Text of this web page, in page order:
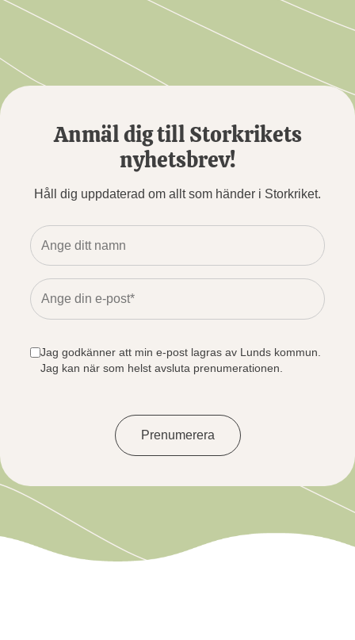
Anmäl dig till Storkrikets
nyhetsbrev!
Håll dig uppdaterad om allt som händer i Storkriket.
Jag godkänner att min e-post lagras av Lunds kommun.
Jag kan när som helst avsluta prenumerationen.
Prenumerera